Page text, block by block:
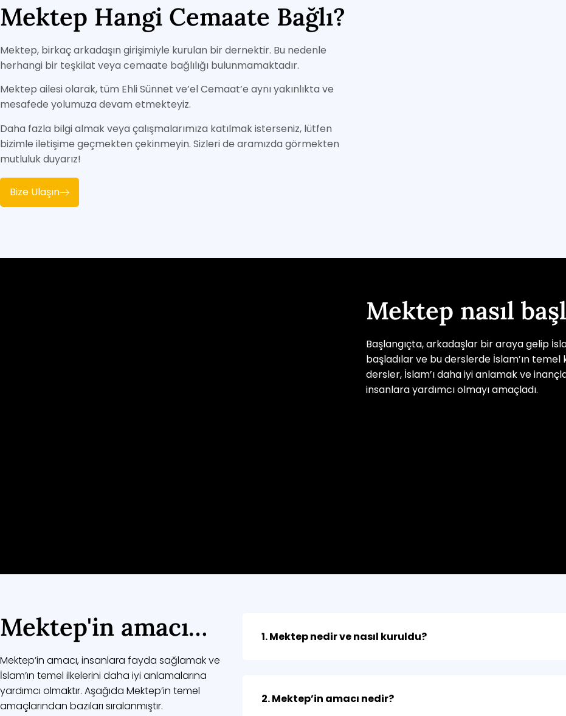
Mektep Hangi Cemaate Bağlı?
Mektep, birkaç arkadaşın girişimiyle kurulan bir dernektir. Bu nedenle
herhangi bir teşkilat veya cemaate bağlılığı bulunmamaktadır.
Mektep ailesi olarak, tüm Ehli Sünnet ve’el Cemaat’e aynı yakınlıkta ve
mesafede yolumuza devam etmekteyiz.
Daha fazla bilgi almak veya çalışmalarımıza katılmak isterseniz, lütfen
bizimle iletişime geçmekten çekinmeyin. Sizleri de aramızda görmekten
mutluluk duyarız!
Bize Ulaşın
Mektep nasıl
Başlangıçta, arkadaşlar bir araya gelip
başladılar ve bu derslerde İslam’ın temel
dersler, İslam’ı daha iyi anlamak ve
insanlara yardımcı olmayı amaçladı.
Mektep'in amacı…
Mektep’in amacı, insanlara fayda sağlamak ve
İslam’ın temel ilkelerini daha iyi anlamalarına
yardımcı olmaktır. Aşağıda Mektep’in temel
amaçlarından bazıları sıralanmıştır.
1. Mektep nedir ve nasıl kuruldu?
2. Mektep’in amacı nedir?